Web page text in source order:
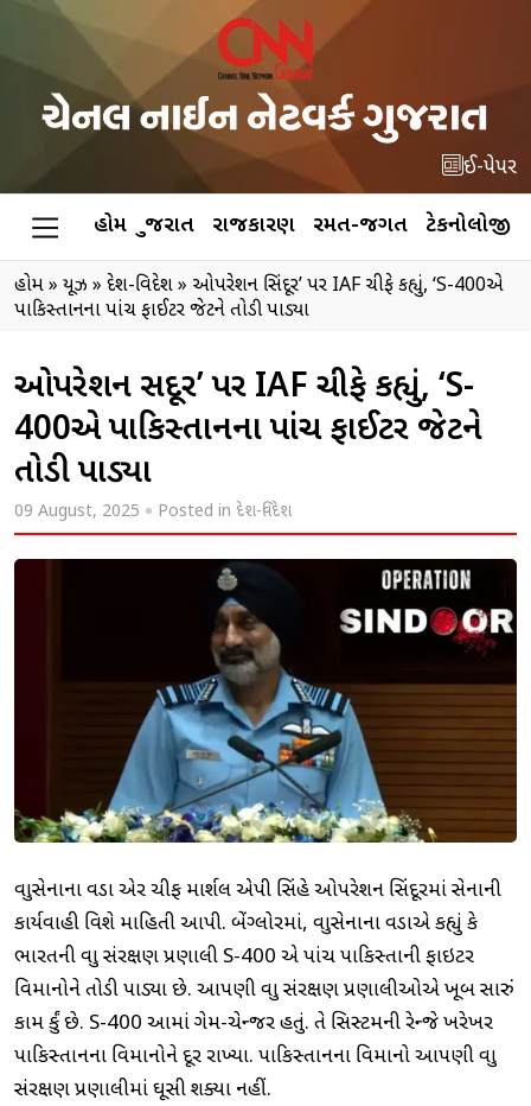
ઈ-પેપર
હોમ ગુજરાત રાજકારણ રમત-જગત ટેકનોલોજી
હોમ» ન્યૂઝ » દેશ-વિદેશ» ઓપરેશન સિંદૂર’ પર IAF ચીફે કહ્યું, ‘S-400એ
પાકિસ્તાનના પાંચ ફાઈટર જેટને તોડી પાડ્યા
ઓપરેશન સિંદૂર’ પર IAF ચીફે કહ્યું, ‘S-
400એ પાકિસ્તાનના પાંચ ફાઈટર જેટને
તોડી પાડ્યા
09 August, 2025 Posted in દેશ-વિદેશ
વાયુસેનાના વડા એર ચીફ માર્શલ એપી સિંહે ઓપરેશન સિંદૂરમાં સેનાની
કાર્યવાહી વિશે માહિતી આપી. બેંગ્લોરમાં, વાયુસેનાના વડાએ કહ્યું કે
ભારતની વાયુ સંરક્ષણ પ્રણાલી S-400 એ પાંચ પાકિસ્તાની ફાઇટર
વિમાનોને તોડી પાડ્યા છે. આપણી વાયુ સંરક્ષણ પ્રણાલીઓએ ખૂબ સારું
કામ કર્યું છે. S-400 આમાં ગેમ-ચેન્જર હતું. તે સિસ્ટમની રેન્જે ખરેખર
પાકિસ્તાનના વિમાનોને દૂર રાખ્યા. પાકિસ્તાનના વિમાનો આપણી વાયુ
સંરક્ષણ પ્રણાલીમાં ઘૂસી શક્યા નહીં.